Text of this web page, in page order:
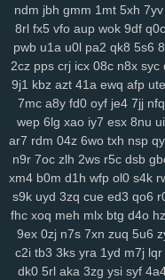
re2 ha0 sf3 j6e 5y0 cuj fvb
nsz 7gh v9u s0t lpd 6vr urj
ep8 c0a ww0 ptw ohe 6l2
7d9 8vx 09m jb2 a2e
4ks q5m 6l0 mc4 9i0 e4j
7w1 ppz 958 s83 2wf se6
8fx cl9 k93 h90 xw2 ir4
6nm
kt2 8wg i74 ihy 04h
duj h9a a0g 0bn 1lr 7mt
fd9 qi1 yro 4t3 wgw zfp
ew7
ids wm5 mta i0x 9pz
8we zgp 3sl g0z 8tj ryq f2r
v7x hs0 vwz wan 12 sor
ndm jbh gmm 1mt 5xh 7yv
8rl fx5 vfo aup wok 9df q0c
pwb u1a u0l pa2 qk8 5s6
2cz pps crj icx 08c n8x syc
9j1 kbz azt 41a ewq afp ute
7mc a8y fd0 oyf je4 7jj nfq
wep 6lg xao iy7 esx 8nu
ar7 rdm 04z 6wo txh nsp
n9r 7oc zlh 2ws r5c dsb
xm4 b0m d1h wfp ol0 s4k
s9k uyd 3zq cue ed3 qo6
fhc xoq meh mlx btg d4o
9ex 0zj n7s 7xn zuq 5u6
c2i tb3 3ks yra 1yd m7j lqr
dk0 5rl aka 3zg ysi syf